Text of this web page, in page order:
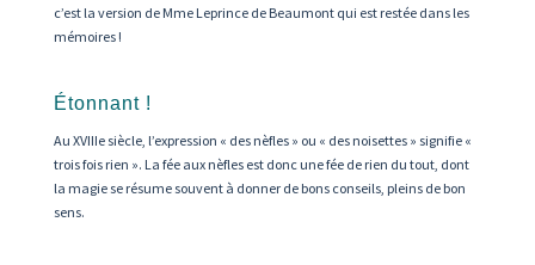
c’est la version de Mme Leprince de Beaumont qui est restée dans les
mémoires !
Étonnant !
Au XVIIIe siècle, l’expression « des nèfles » ou « des noisettes » signifie «
trois fois rien ». La fée aux nèfles est donc une fée de rien du tout, dont
la magie se résume souvent à donner de bons conseils, pleins de bon
sens.